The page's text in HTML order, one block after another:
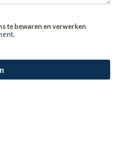
te bewaren en verwerken
.